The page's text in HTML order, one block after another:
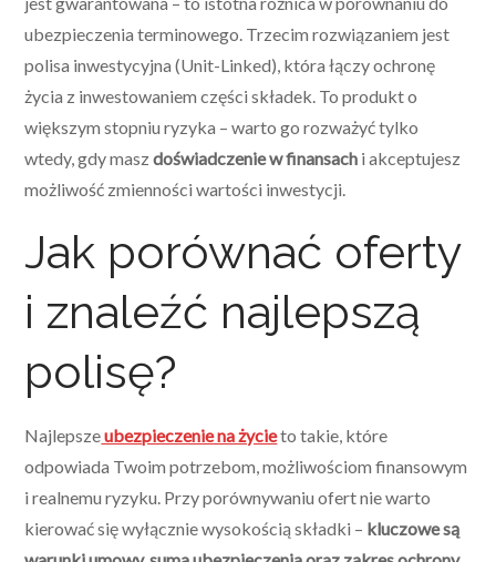
ubezpieczenia terminowego. Trzecim rozwiązaniem jest
polisa inwestycyjna (Unit-Linked), która łączy ochronę
życia z inwestowaniem części składek. To produkt o
większym stopniu ryzyka – warto go rozważyć tylko
wtedy, gdy maszdoświadczenie w finansach i akceptujesz
możliwość zmienności wartości inwestycji.
Jak porównać oferty
i znaleźć najlepszą
polisę?
Najlepszeubezpieczenie na życieto takie, które
odpowiada Twoim potrzebom, możliwościom finansowym
i realnemu ryzyku. Przy porównywaniu ofert nie warto
kierować się wyłącznie wysokością składki – kluczowe są